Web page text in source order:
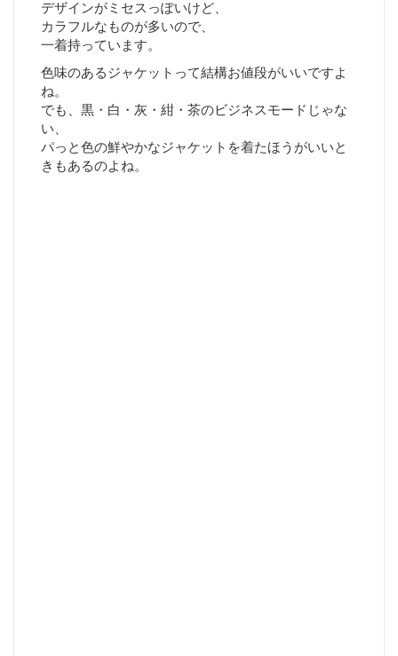
デザインがミセスっぽいけど、
カラフルなものが多いので、
一着持っています。
色味のあるジャケットって結構お値段がいいですよ
ね。
でも、黒・白・灰・紺・茶のビジネスモードじゃな
い、
パっと色の鮮やかなジャケットを着たほうがいいと
きもあるのよね。